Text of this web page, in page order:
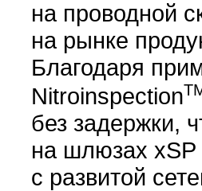
на проводной
на рынке
Благодаря
Nitroinspection
без задержки,
на шлюзах xSP
с развитой